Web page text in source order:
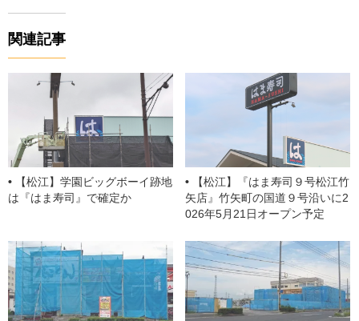
o
o
k
s
Cl
a
ss
ro
o
m
関連記事
【松江】学園ビッグボーイ跡地
は『はま寿司』で確定か
【松江】『はま寿司９号松江竹
矢店』竹矢町の国道９号沿いに2
026年5月21日オープン予定